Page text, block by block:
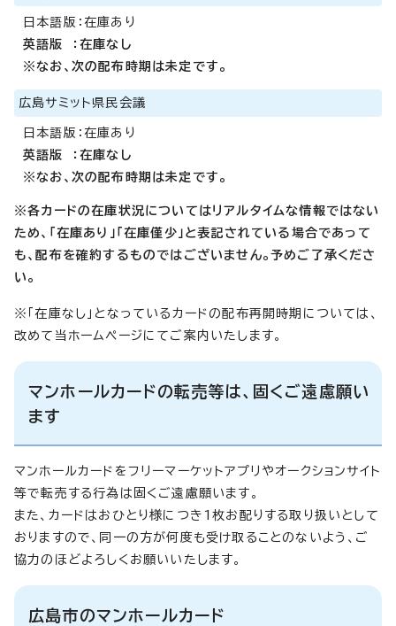
日本語版：在庫あり
英語版 ：在庫なし
※なお、次の配布時期は未定です。
広島サミット県民会議
日本語版：在庫あり
英語版 ：在庫なし
※なお、次の配布時期は未定です。
※各カードの在庫状況についてはリアルタイムな情報ではない
ため、「在庫あり」「在庫僅少」と表記されている場合であって
も、配布を確約するものではございません。予めご了承くださ
い。
※「在庫なし」となっているカードの配布再開時期については、
改めて当ホームページにてご案内いたします。
マンホールカードの転売等は、固くご遠慮願い
ます
マンホールカードをフリーマーケットアプリやオークションサイト
等で転売する行為は固くご遠慮願います。
また、カードはおひとり様につき1枚お配りする取り扱いとして
おりますので、同一の方が何度も受け取ることのないよう、ご
協力のほどよろしくお願いいたします。
広島市のマンホールカード